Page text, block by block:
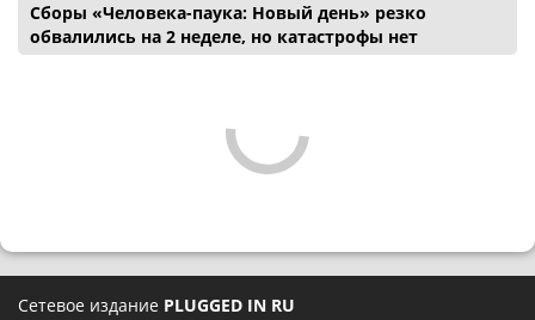
Сборы «Человека-паука: Новый день» резко
обвалились на 2 неделе, но катастрофы нет
Сетевое издание PLUGGED IN RU